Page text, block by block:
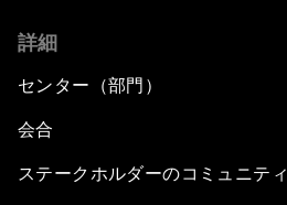
詳細
センター（部門）
会合
ステークホルダーのコミュニティ